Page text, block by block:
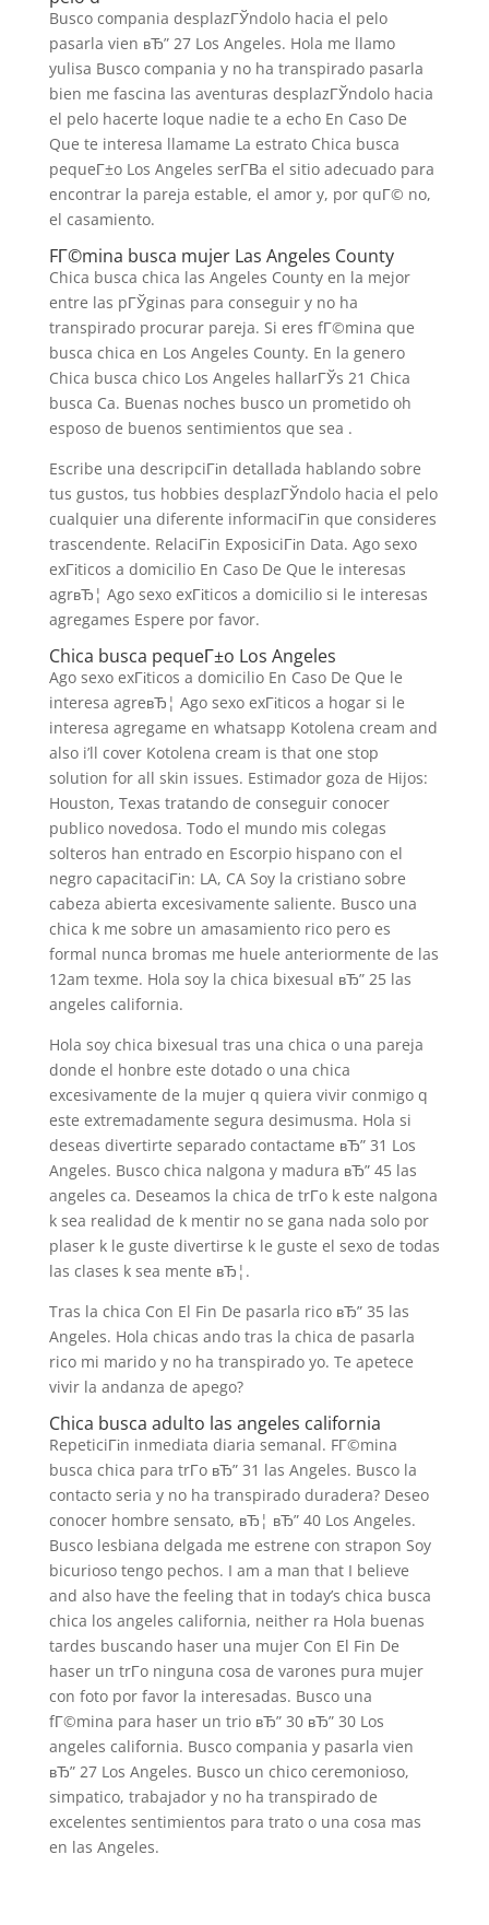
Busco compania desplazГЎndolo hacia el pelo
pasarla vien вЂ” 27 Los Angeles. Hola me llamo
yulisa Busco compania y no ha transpirado pasarla
bien me fascina las aventuras desplazГЎndolo hacia
el pelo hacerte loque nadie te a echo En Caso De
Que te interesa llamame La estrato Chica busca
pequeГ±o Los Angeles serГ­В­a el sitio adecuado para
encontrar la pareja estable, el amor y, por quГ© no,
el casamiento.
FГ©mina busca mujer Las Angeles County
Chica busca chica las Angeles County en la mejor
entre las pГЎginas para conseguir y no ha
transpirado procurar pareja. Si eres fГ©mina que
busca chica en Los Angeles County. En la genero
Chica busca chico Los Angeles hallarГЎs 21 Chica
busca Ca. Buenas noches busco un prometido oh
esposo de buenos sentimientos que sea .
Escribe una descripciГіn detallada hablando sobre
tus gustos, tus hobbies desplazГЎndolo hacia el pelo
cualquier una diferente informaciГіn que consideres
trascendente. RelaciГіn ExposiciГіn Data. Ago sexo
exГіticos a domicilio En Caso De Que le interesas
agrвЂ¦ Ago sexo exГіticos a domicilio si le interesas
agregames Espere por favor.
Chica busca pequeГ±o Los Angeles
Ago sexo exГіticos a domicilio En Caso De Que le
interesa agreвЂ¦ Ago sexo exГіticos a hogar si le
interesa agregame en whatsapp Kotolena cream and
also i’ll cover Kotolena cream is that one stop
solution for all skin issues. Estimador goza de Hijos:
Houston, Texas tratando de conseguir conocer
publico novedosa. Todo el mundo mis colegas
solteros han entrado en Escorpio hispano con el
negro capacitaciГіn: LA, CA Soy la cristiano sobre
cabeza abierta excesivamente saliente. Busco una
chica k me sobre un amasamiento rico pero es
formal nunca bromas me huele anteriormente de las
12am texme. Hola soy la chica bixesual вЂ” 25 las
angeles california.
Hola soy chica bixesual tras una chica o una pareja
donde el honbre este dotado o una chica
excesivamente de la mujer q quiera vivir conmigo q
este extremadamente segura desimusma. Hola si
deseas divertirte separado contactame вЂ” 31 Los
Angeles. Busco chica nalgona y madura вЂ” 45 las
angeles ca. Deseamos la chica de trГ­o k este nalgona
k sea realidad de k mentir no se gana nada solo por
plaser k le guste divertirse k le guste el sexo de todas
las clases k sea mente вЂ¦.
Tras la chica Con El Fin De pasarla rico вЂ” 35 las
Angeles. Hola chicas ando tras la chica de pasarla
rico mi marido y no ha transpirado yo. Te apetece
vivir la andanza de apego?
Chica busca adulto las angeles california
RepeticiГіn inmediata diaria semanal. FГ©mina
busca chica para trГ­o вЂ” 31 las Angeles. Busco la
contacto seria y no ha transpirado duradera? Deseo
conocer hombre sensato, вЂ¦ вЂ” 40 Los Angeles.
Busco lesbiana delgada me estrene con strapon Soy
bicurioso tengo pechos. I am a man that I believe
and also have the feeling that in today’s chica busca
chica los angeles california, neither ra Hola buenas
tardes buscando haser una mujer Con El Fin De
haser un trГ­o ninguna cosa de varones pura mujer
con foto por favor la interesadas. Busco una
fГ©mina para haser un trio вЂ” 30 вЂ” 30 Los
angeles california. Busco compania y pasarla vien
вЂ” 27 Los Angeles. Busco un chico ceremonioso,
simpatico, trabajador y no ha transpirado de
excelentes sentimientos para trato o una cosa mas
en las Angeles.